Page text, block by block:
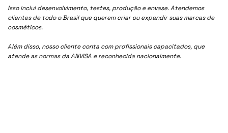
Isso inclui desenvolvimento, testes, produção e envase. Atendemos
clientes de todo o Brasil que querem criar ou expandir suas marcas de
cosméticos.
Além disso, nosso cliente conta com profissionais capacitados, que
atende as normas da ANVISA e reconhecida nacionalmente.